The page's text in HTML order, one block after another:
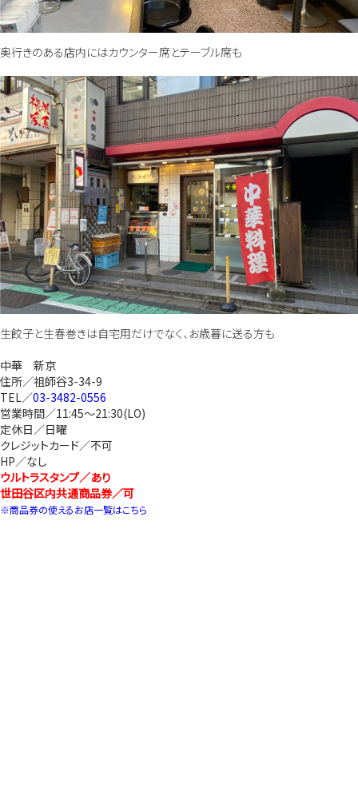
奥行きのある店内にはカウンター席とテーブル席も
生餃子と生春巻きは自宅用だけでなく、お歳暮に送る方も
中華 新京
住所／祖師谷3-34-9
TEL／03-3482-0556
営業時間／11:45～21:30(LO)
定休日／日曜
クレジットカード／不可
HP／なし
ウルトラスタンプ／あり
世田谷区内共通商品券／可
※商品券の使えるお店一覧はこちら